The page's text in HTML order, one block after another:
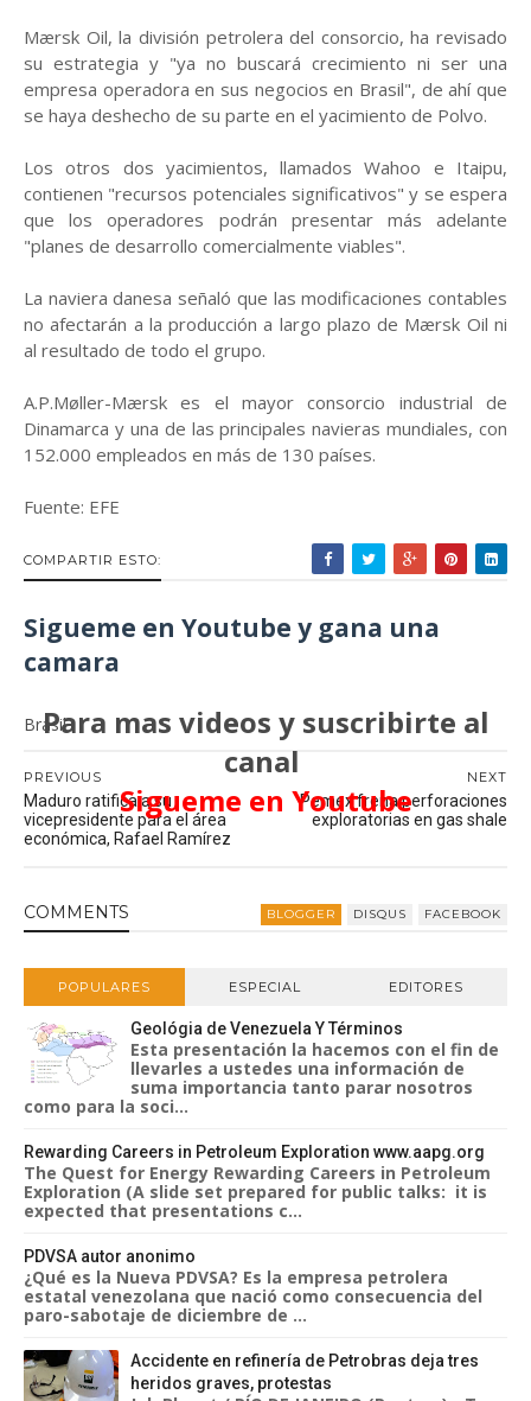
Mærsk Oil, la división petrolera del consorcio, ha revisado
su estrategia y "ya no buscará crecimiento ni ser una
empresa operadora en sus negocios en Brasil", de ahí que
se haya deshecho de su parte en el yacimiento de Polvo.
Los otros dos yacimientos, llamados Wahoo e Itaipu,
contienen "recursos potenciales significativos" y se espera
que los operadores podrán presentar más adelante
"planes de desarrollo comercialmente viables".
La naviera danesa señaló que las modificaciones contables
no afectarán a la producción a largo plazo de Mærsk Oil ni
al resultado de todo el grupo.
A.P.Møller-Mærsk es el mayor consorcio industrial de
Dinamarca y una de las principales navieras mundiales, con
152.000 empleados en más de 130 países.
Fuente: EFE
COMPARTIR ESTO:
Sigueme en Youtube y gana una
camara
Para mas videos y suscribirte al
canal
Sigueme en Youtube
Brasil
NEXT
Pemex frena perforaciones
exploratorias en gas shale
PREVIOUS
Maduro ratifica a su
vicepresidente para el área
económica, Rafael Ramírez
COMMENTS BLOGGER DISQUS FACEBOOK
POPULARES ESPECIAL EDITORES
Geológia de Venezuela Y Términos
Esta presentación la hacemos con el fin de
llevarles a ustedes una información de
suma importancia tanto parar nosotros
como para la soci...
Rewarding Careers in Petroleum Exploration www.aapg.org
The Quest for Energy Rewarding Careers in Petroleum
Exploration (A slide set prepared for public talks: it is
expected that presentations c...
PDVSA autor anonimo
¿Qué es la Nueva PDVSA? Es la empresa petrolera
estatal venezolana que nació como consecuencia del
paro-sabotaje de diciembre de ...
Accidente en refinería de Petrobras deja tres
heridos graves, protestas